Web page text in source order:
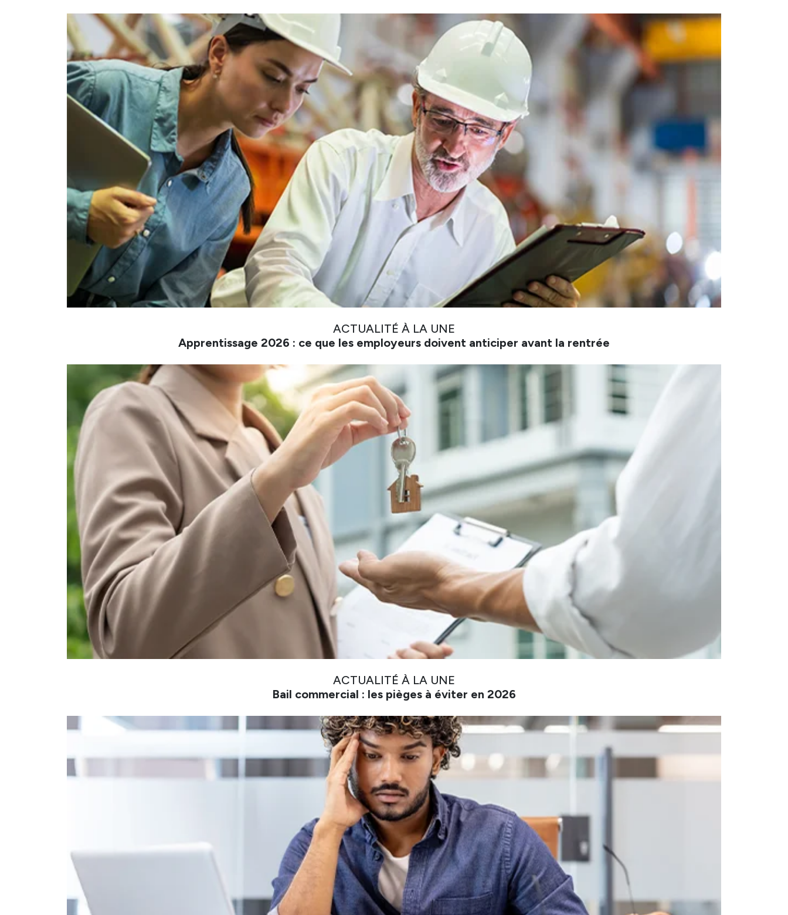
ACTUALITÉ À LA UNE
Apprentissage 2026 : ce que les employeurs doivent anticiper avant la rentrée
ACTUALITÉ À LA UNE
Bail commercial : les pièges à éviter en 2026